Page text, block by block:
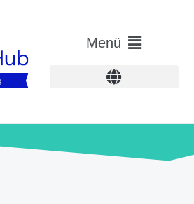
Hauptmenü
Menü